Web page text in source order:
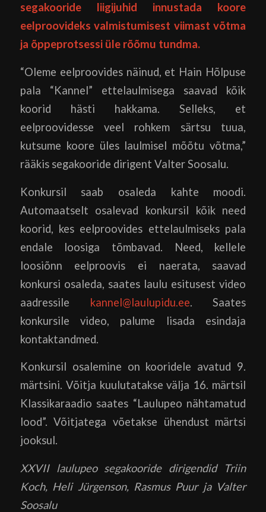
segakooride liigijuhid innustada koore
eelproovideks valmistumisest viimast võtma
ja õppeprotsessi üle rõõmu tundma.
“Oleme eelproovides näinud, et Hain Hõlpuse
pala “Kannel” ettelaulmisega saavad kõik
koorid hästi hakkama. Selleks, et
eelproovidesse veel rohkem särtsu tuua,
kutsume koore üles laulmisel mõõtu võtma,”
rääkis segakooride dirigent Valter Soosalu.
Konkursil saab osaleda kahte moodi.
Automaatselt osalevad konkursil kõik need
koorid, kes eelproovides ettelaulmiseks pala
endale loosiga tõmbavad. Need, kellele
loosiõnn eelproovis ei naerata, saavad
konkursi osaleda, saates laulu esitusest video
aadressile kannel@laulupidu.ee. Saates
konkursile video, palume lisada esindaja
kontaktandmed.
Konkursil osalemine on kooridele avatud 9.
märtsini. Võitja kuulutatakse välja 16. märtsil
Klassikaraadio saates “Laulupeo nähtamatud
lood”. Võitjatega võetakse ühendust märtsi
jooksul.
XXVII laulupeo segakooride dirigendid Triin
Koch, Heli Jürgenson, Rasmus Puur ja Valter
Soosalu